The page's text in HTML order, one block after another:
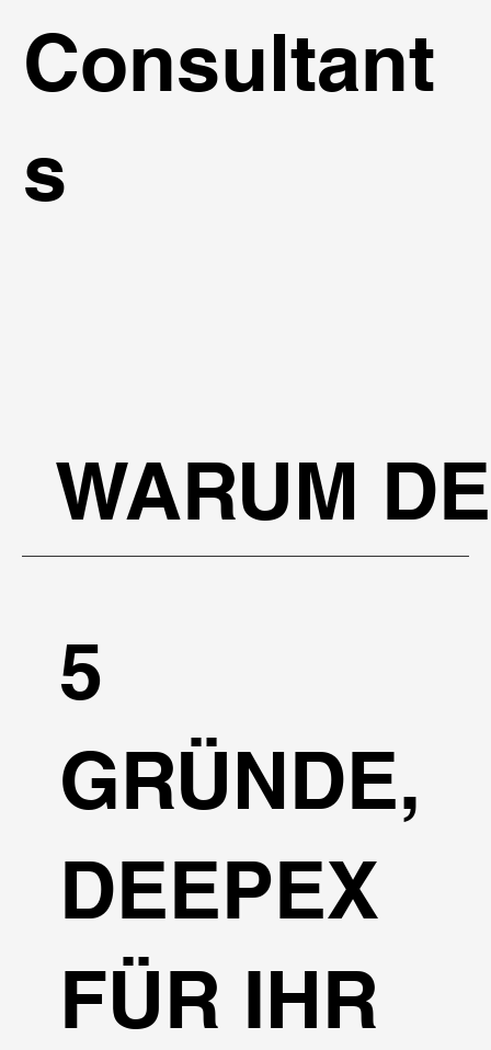
Consultant
s
WARUM
5
GRÜNDE,
DEEPEX
FÜR IHR